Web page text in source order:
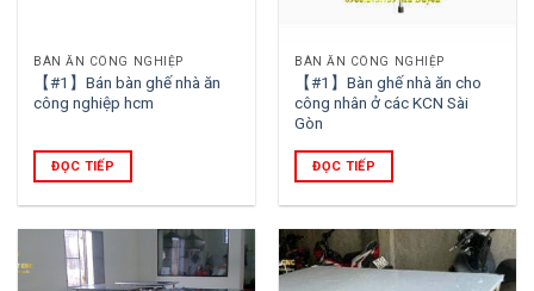
BÀN ĂN CÔNG NGHIỆP
【#1】Bán bàn ghế nhà ăn
công nghiệp hcm
ĐỌC TIẾP
BÀN ĂN CÔNG NGHIỆP
【#1】Bàn ghế nhà ăn cho
công nhân ở các KCN Sài
Gòn
ĐỌC TIẾP